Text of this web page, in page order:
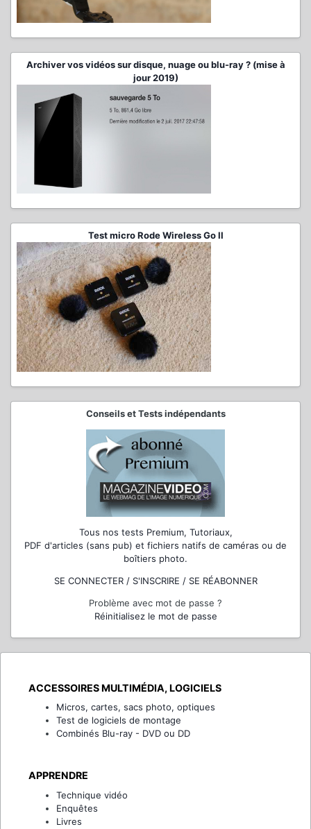
Archiver vos vidéos sur disque, nuage ou blu-ray ? (mise à
jour 2019)
Test micro Rode Wireless Go II
Conseils et Tests indépendants
Tous nos tests Premium, Tutoriaux,
PDF d'articles (sans pub) et fichiers natifs de caméras ou de
boîtiers photo.
SE CONNECTER / S'INSCRIRE / SE RÉABONNER
Problème avec mot de passe ?
Réinitialisez le mot de passe
ACCESSOIRES MULTIMÉDIA, LOGICIELS
Micros, cartes, sacs photo, optiques
Test de logiciels de montage
Combinés Blu-ray - DVD ou DD
APPRENDRE
Technique vidéo
Enquêtes
Livres